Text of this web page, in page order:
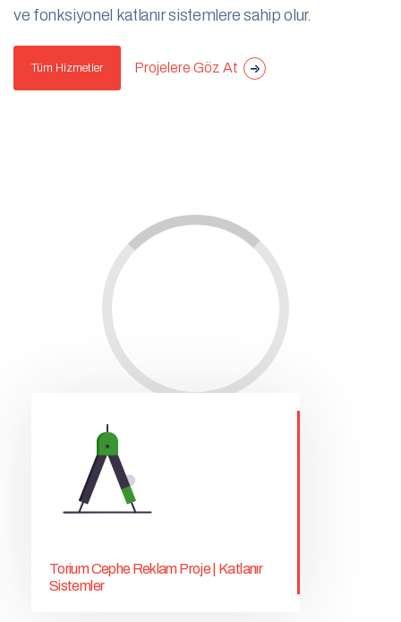
ve fonksiyonel katlanır sistemlere sahip olur.
Tüm Hizmetler Projelere Göz At
Torium Cephe Reklam Proje | Katlanır
Sistemler